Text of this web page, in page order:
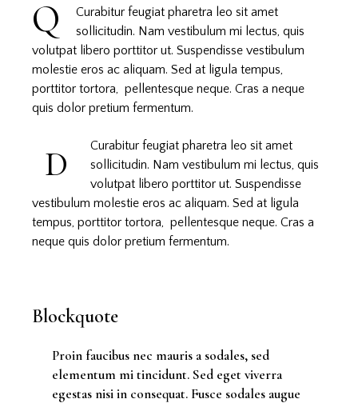
Q
Curabitur feugiat pharetra leo sit amet
sollicitudin. Nam vestibulum mi lectus, quis
volutpat libero porttitor ut. Suspendisse vestibulum
molestie eros ac aliquam. Sed at ligula tempus,
porttitor tortora, pellentesque neque. Cras a neque
quis dolor pretium fermentum.
D
Curabitur feugiat pharetra leo sit amet
sollicitudin. Nam vestibulum mi lectus, quis
volutpat libero porttitor ut. Suspendisse
vestibulum molestie eros ac aliquam. Sed at ligula
tempus, porttitor tortora, pellentesque neque. Cras a
neque quis dolor pretium fermentum.
Blockquote
Proin faucibus nec mauris a sodales, sed
elementum mi tincidunt. Sed eget viverra
egestas nisi in consequat. Fusce sodales augue